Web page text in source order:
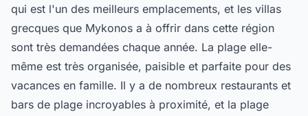
qui est l'un des meilleurs emplacements, et les villas
grecques que Mykonos a à offrir dans cette région
sont très demandées chaque année. La plage elle-
même est très organisée, paisible et parfaite pour des
vacances en famille. Il y a de nombreux restaurants et
bars de plage incroyables à proximité, et la plage